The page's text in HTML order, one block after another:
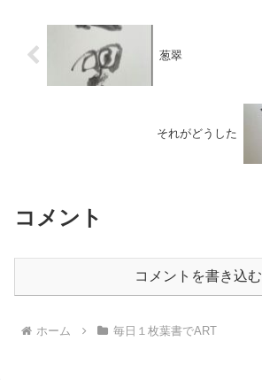
葱翠
それがどうした
コメント
コメントを書き込む
ホーム 毎日１枚葉書でART